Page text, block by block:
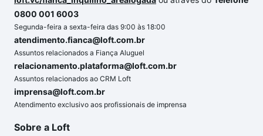
0800 001 6003
Segunda-feira a sexta-feira das 9:00 às 18:00
atendimento.fianca@loft.com.br
Assuntos relacionados a Fiança Aluguel
relacionamento.plataforma@loft.com.br
Assuntos relacionados ao CRM Loft
imprensa@loft.com.br
Atendimento exclusivo aos profissionais de imprensa
Sobre a Loft